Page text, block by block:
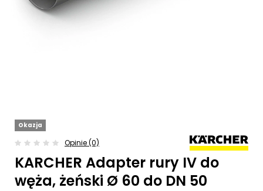
Okazja
Opinie (0)
KARCHER Adapter rury IV do
węża, żeński Ø 60 do DN 50